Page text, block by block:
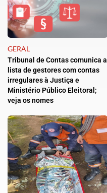
GERAL
Tribunal de Contas comunica a
lista de gestores com contas
irregulares à Justiça e
Ministério Público Eleitoral;
veja os nomes